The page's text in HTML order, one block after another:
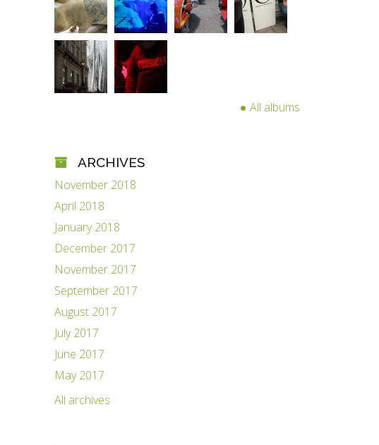
All albums
ARCHIVES
November 2018
April 2018
January 2018
December 2017
November 2017
September 2017
August 2017
July 2017
June 2017
May 2017
All archives